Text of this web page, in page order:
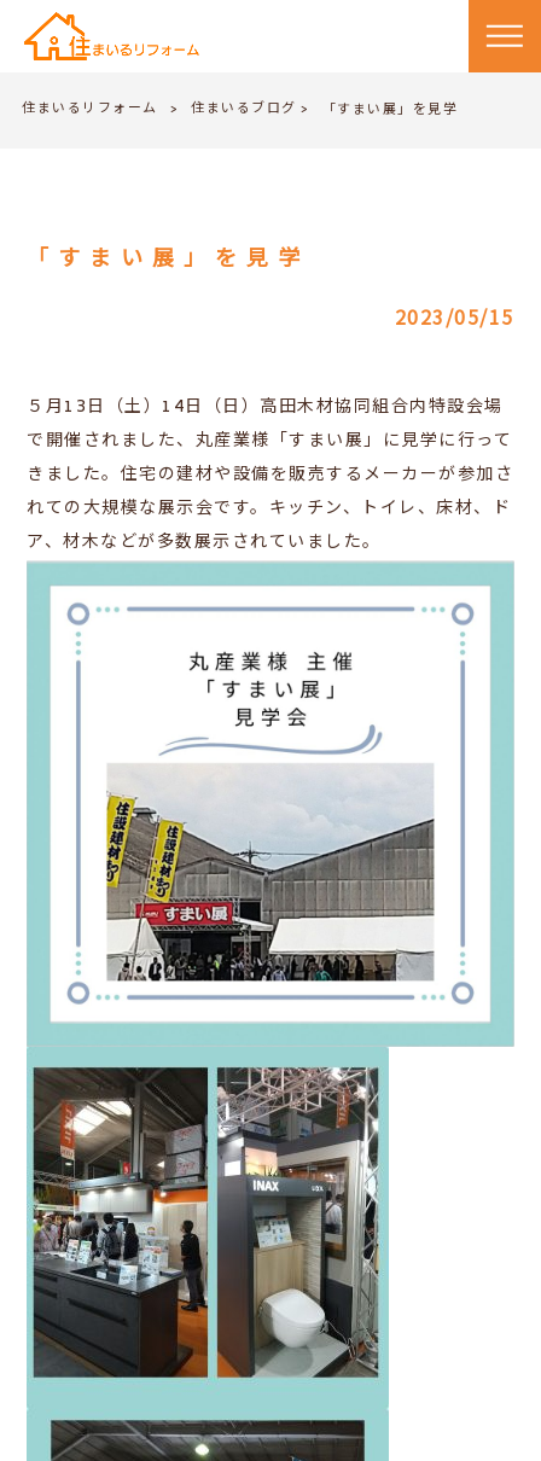
住まいるリフォーム > 住まいるブログ > 「すまい展」を見学
「すまい展」を見学
2023/05/15
５月13日（土）14日（日）高田木材協同組合内特設会場
で開催されました、丸産業様「すまい展」に見学に行って
きました。住宅の建材や設備を販売するメーカーが参加さ
れての大規模な展示会です。キッチン、トイレ、床材、ド
ア、材木などが多数展示されていました。